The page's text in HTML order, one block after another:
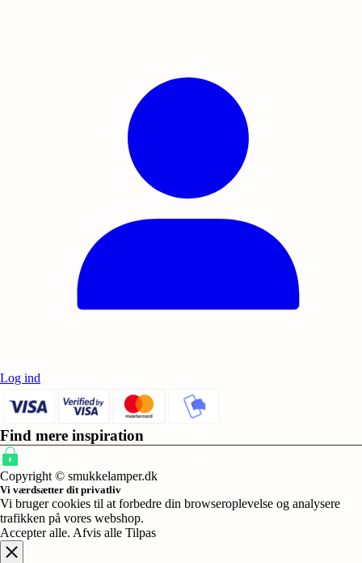
Log ind
Find mere inspiration
Copyright © smukkelamper.dk
Vi værdsætter dit privatliv
Vi bruger cookies til at forbedre din browseroplevelse og analysere
trafikken på vores webshop.
Accepter alle. Afvis alle Tilpas